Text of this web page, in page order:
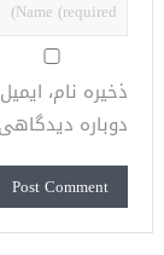
ذخیره نام،
دوباره